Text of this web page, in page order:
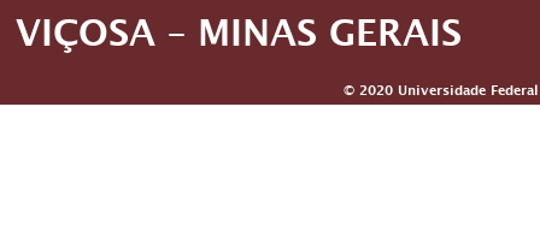
VIÇOSA – MINAS GERAIS
© 2020 Universidade